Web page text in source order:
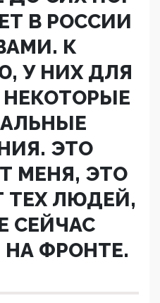
В РОССИИ
К
У НИХ ДЛЯ
НЕКОТОРЫЕ
ЭТО
МЕНЯ, ЭТО
ТЕХ ЛЮДЕЙ,
СЕЙЧАС
ФРОНТЕ.